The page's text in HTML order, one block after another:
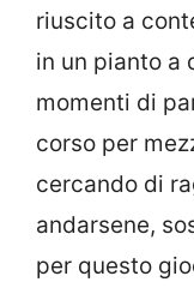
riuscito a
in un pianto a
momenti di
corso per
cercando di
andarsene,
per questo